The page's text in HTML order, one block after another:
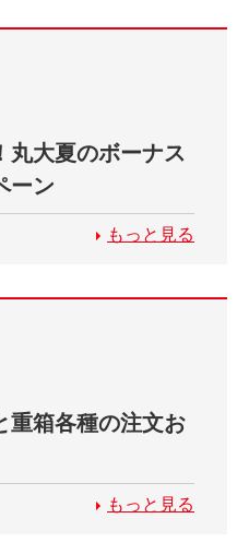
丸大夏のボーナス
ーン
もっと見る
重箱各種の注文お
もっと見る